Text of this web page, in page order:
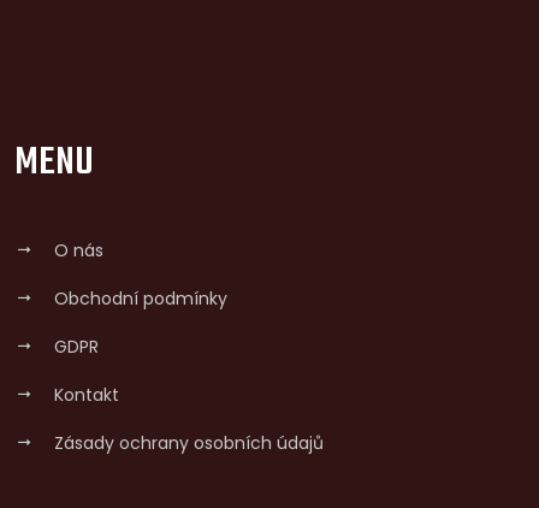
MENU
O nás
Obchodní podmínky
GDPR
Kontakt
Zásady ochrany osobních údajů